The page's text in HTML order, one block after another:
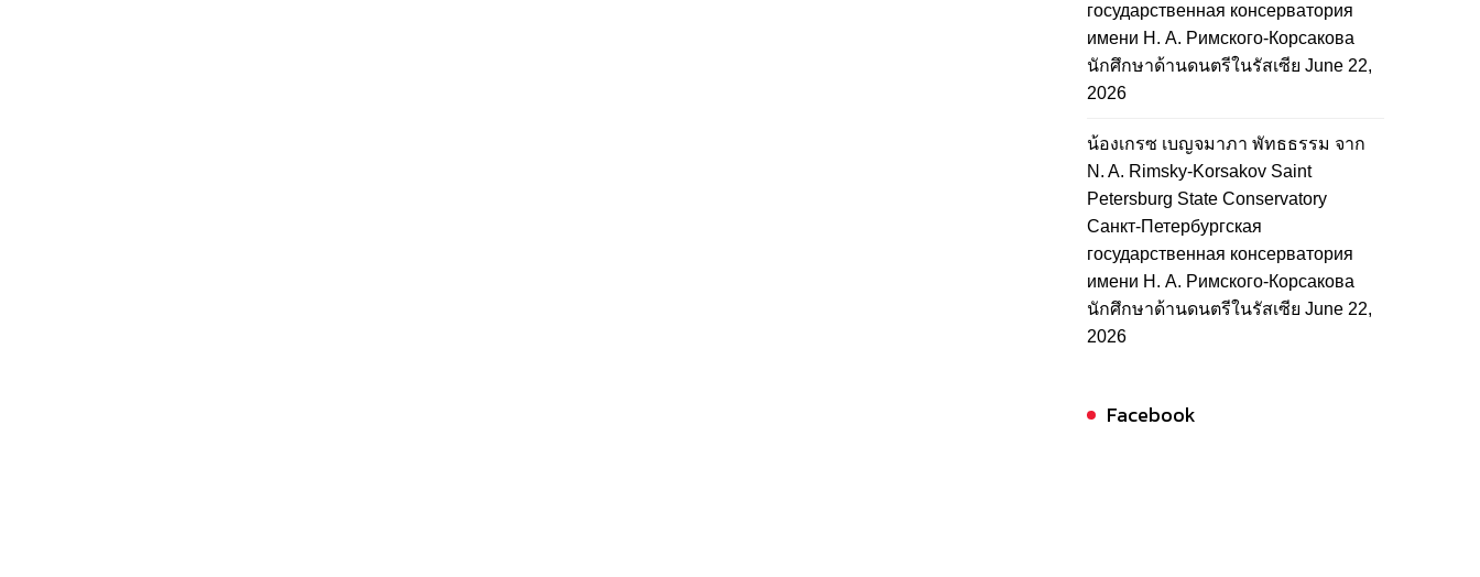
государственная консерватория
имени Н. А. Римского-Корсакова
นักศึกษาด้านดนตรีในรัสเซีย June 22,
2026
น้องเกรซ เบญจมาภา พัทธธรรม จาก
N. A. Rimsky-Korsakov Saint
Petersburg State Conservatory
Санкт-Петербургская
государственная консерватория
имени Н. А. Римского-Корсакова
นักศึกษาด้านดนตรีในรัสเซีย June 22,
2026
Facebook